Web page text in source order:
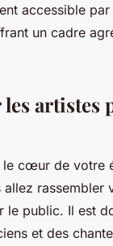
accessible
un cadre
les artistes
le cœur de votre
allez rassembler
le public. Il est
et des